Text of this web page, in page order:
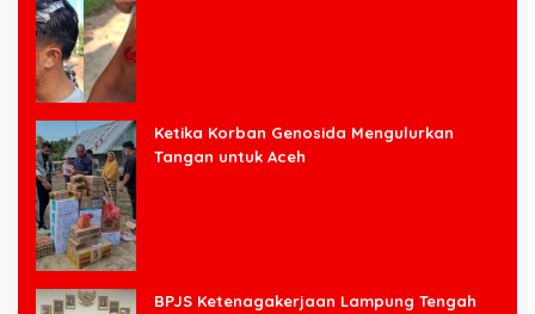
Ketika Korban Genosida Mengulurkan
Tangan untuk Aceh
BPJS Ketenagakerjaan Lampung Tengah